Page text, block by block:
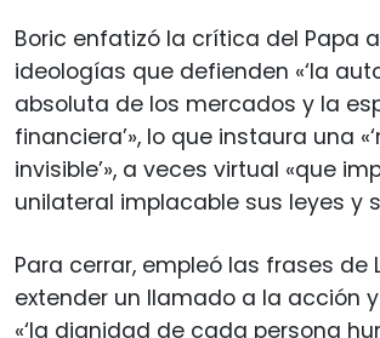
Boric enfatizó la crítica del Papa
ideologías que defienden «‘la
absoluta de los mercados y la
financiera’», lo que instaura una
invisible’», a veces virtual «que
unilateral implacable sus leyes y
Para cerrar, empleó las frases de
extender un llamado a la acción
«‘la dignidad de cada persona